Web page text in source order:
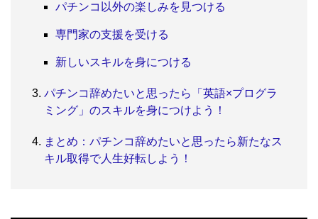
パチンコ以外の楽しみを見つける
専門家の支援を受ける
新しいスキルを身につける
パチンコ辞めたいと思ったら「英語×プログラ
ミング」のスキルを身につけよう！
まとめ：パチンコ辞めたいと思ったら新たなス
キル取得で人生好転しよう！